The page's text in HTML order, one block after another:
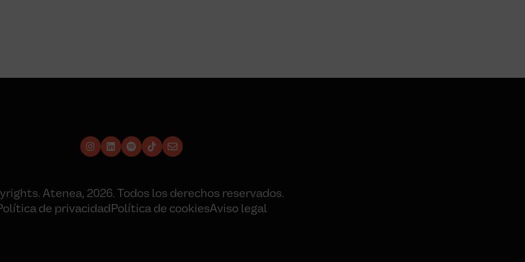
Atenea, 2026. Todos los derechos reservados.
de privacidadPolítica de cookiesAviso legal